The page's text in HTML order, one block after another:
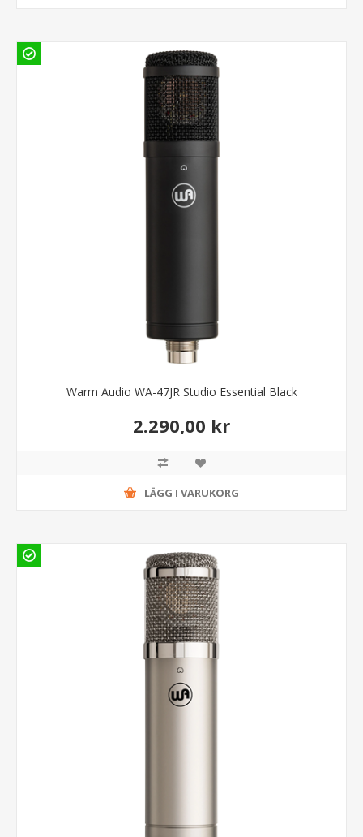
Warm Audio WA-47JR Studio Essential Black
2.290,00 kr
LÄGG I VARUKORG